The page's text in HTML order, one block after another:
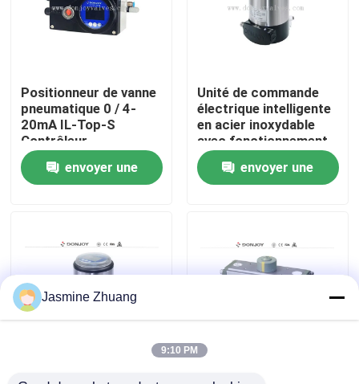
vidéos
Visite de l'usine
Contrôle de la qualité
Nouvelles
Demandez un devis
Positionneur de vanne
pneumatique 0 / 4-
20mA IL-Top-S
Contrôleur
envoyer une
Unité de commande
électrique intelligente
en acier inoxydable
avec fonctionnement
manuel
envoyer une
Jasmine Zhuang
9:10 PM